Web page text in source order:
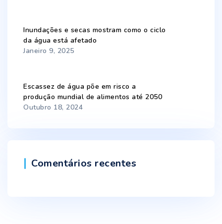
Inundações e secas mostram como o ciclo
da água está afetado
Janeiro 9, 2025
Escassez de água põe em risco a
produção mundial de alimentos até 2050
Outubro 18, 2024
Comentários recentes